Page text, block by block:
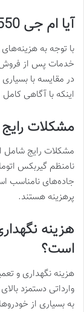
آیا ام جی 550 ارزش خرید دارد؟
با توجه به
در مقایسه با بسیاری
اینکه با آگاهی
مشکلات رایج ام
مشکلات رایج شامل
نامنظم گیربکس
جاده‌های نامناسب
پرهزینه هستند.
است؟
وارداتی دستمزد
به بسیاری از